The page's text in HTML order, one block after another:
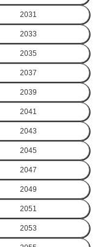
2031
2033
2035
2037
2039
2041
2043
2045
2047
2049
2051
2053